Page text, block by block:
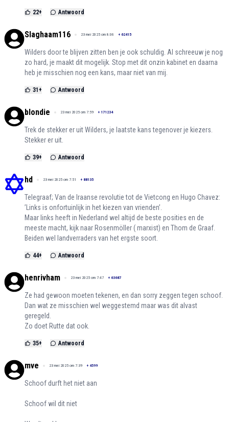
22+ Antwoord
Slaghaam116 23 mei 2025 om 8:06 + 62415
Wilders door te blijven zitten ben je ook schuldig. Al schreeuw je nog
zo hard, je maakt dit mogelijk. Stop met dit onzin kabinet en daarna
heb je misschien nog een kans, maar niet van mij.
31 + Antwoord
blondie 23 mei 2025 om 7:59 + 171234
Trek de stekker er uit Wilders, je laatste kans tegenover je kiezers.
Stekker er uit.
39+ Antwoord
hd 23 mei 2025 om 7:51 + 88135
Telegraaf; Van de Iraanse revolutie tot de Vietcong en Hugo Chavez:
’Links is onfortuinlijk in het kiezen van vrienden’.
Maar links heeft in Nederland wel altijd de beste posities en de
meeste macht, kijk naar Rosenmöller ( marxist) en Thom de Graaf.
Beiden wel landverraders van het ergste soort.
44+ Antwoord
henrivham 23 mei 2025 om 7:47 + 63687
Ze had gewoon moeten tekenen, en dan sorry zeggen tegen schoof.
Dan wat ze misschien wel weggestemd maar was dit alvast
geregeld.
Zo doet Rutte dat ook.
35+ Antwoord
mve 23 mei 2025 om 7:39 + 4599
Schoof durft het niet aan
Schoof wil dit niet